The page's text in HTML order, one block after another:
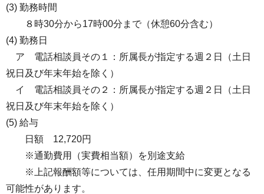
(3) 勤務時間
８時30分から17時00分まで（休憩60分含む）
(4) 勤務日
ア 電話相談員その１：所属長が指定する週２日（土日
祝日及び年末年始を除く）
イ 電話相談員その２：所属長が指定する週２日（土日
祝日及び年末年始を除く）
(5) 給与
日額 12,720円
※通勤費用（実費相当額）を別途支給
※上記報酬額等については、任用期間中に変更となる
可能性があります。